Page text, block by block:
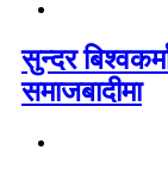
सुन्दर
समाजबादीमा